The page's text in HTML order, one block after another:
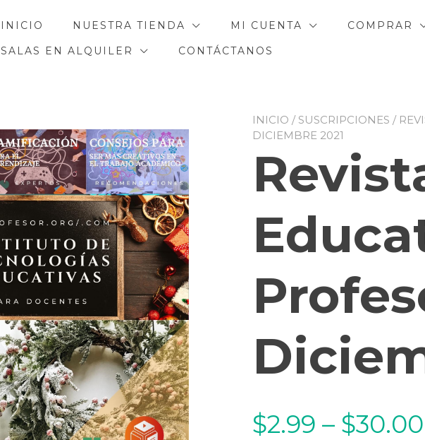
INICIO NUESTRA TIENDA MI CUENTA
COMPRAR
SALAS EN ALQUILER
CONTÁCTANOS
INICIO / SUSCRIPCIONES /
DICIEMBRE 2021
$2.99 – $30.00